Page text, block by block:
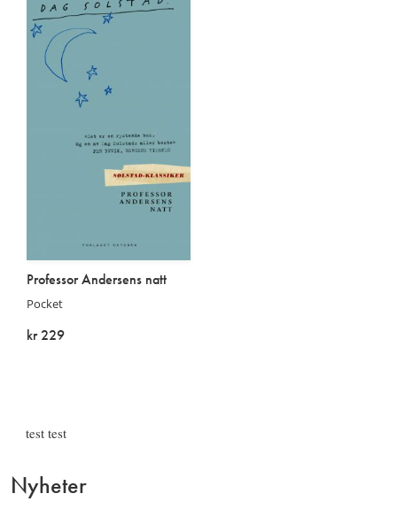
Professor Andersens natt
Pocket
kr 229
test test
Nyheter